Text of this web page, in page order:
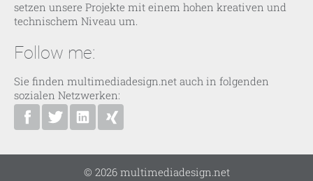
setzen unsere Projekte mit einem hohen kreativen und
technischem Niveau um.
Follow me:
Sie finden multimediadesign.net auch in folgenden
sozialen Netzwerken:
multimediadesign.net bei Facebook
Ansgar Bolle bei Twitter
Ansgar Bolle bei Linkedin
© 2026 multimediadesign.net